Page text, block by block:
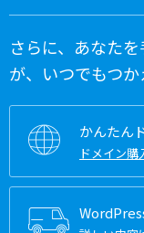
さらに、あなた
が、いつでもつか
かんたん
ドメイン購